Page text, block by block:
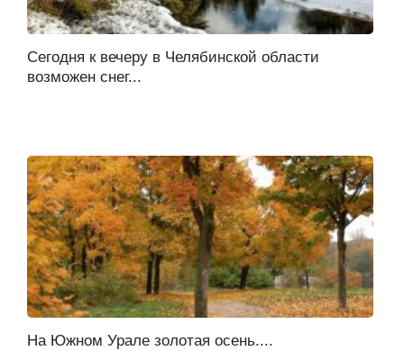
Сегодня к вечеру в Челябинской области
возможен снег...
На Южном Урале золотая осень....